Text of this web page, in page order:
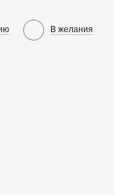
В желания